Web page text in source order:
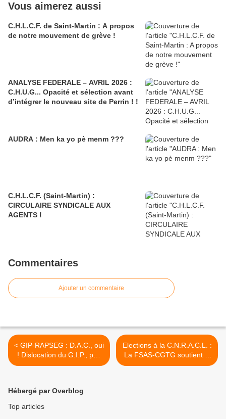
Vous aimerez aussi
C.H.L.C.F. de Saint-Martin : A propos
de notre mouvement de grève !
ANALYSE FEDERALE – AVRIL 2026 :
C.H.U.G... Opacité et sélection avant
d’intégrer le nouveau site de Perrin ! !
AUDRA : Men ka yo pè menm ???
C.H.L.C.F. (Saint-Martin) :
CIRCULAIRE SYNDICALE AUX
AGENTS !
Commentaires
Ajouter un commentaire
< GIP-RAPSEG : D.A.C., oui
! Dislocation du G.I.P., pas
dac !
Elections à la C.N.R.A.C.L. :
La FSAS-CGTG soutient la
liste et le programme des
Hébergé par Overblog
Top articles